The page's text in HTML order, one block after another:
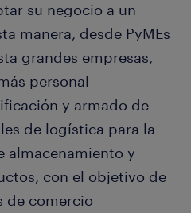
su negocio a un
manera, desde PyMEs
grandes empresas,
personal
y armado de
de logística para la
almacenamiento y
con el objetivo de
de comercio